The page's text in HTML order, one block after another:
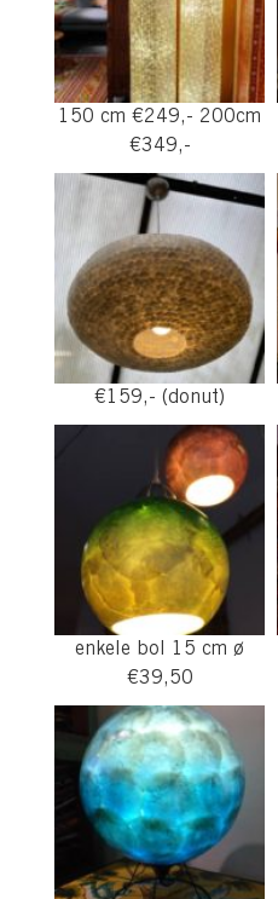
150 cm €249,- 200cm
€349,-
€159,- (donut)
enkele bol 15 cm ø
€39,50